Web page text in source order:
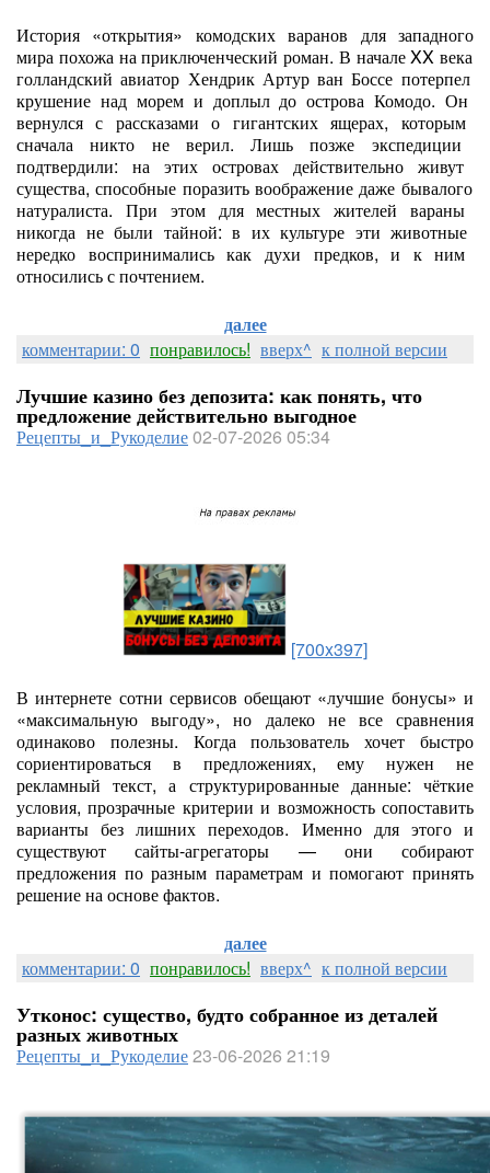
История «открытия» комодскихваранов длязападного
мира похожанаприключенческий роман. В началеXX века
голландский авиатор ХендрикАртурван Боссе потерпел
крушение надмореми доплылдо острова Комодо. Он
вернулся с рассказами о гигантскихящерах, которым
сначала никто неверил. Лишь позже экспедиции
подтвердили: на этих островах действительно живут
существа, способные поразитьвоображение даже бывалого
натуралиста. При этомдляместных жителей вараны
никогда небыли тайной: в ихкультуре эти животные
нередко воспринималиськак духи предков, и кним
относилисьспочтением.
далее
комментарии: 0 понравилось! вверх^ к полной версии
Лучшие казино без депозита: как понять, что
предложение действительно выгодное
Рецепты_и_Рукоделие02-07-2026 05:34
[700x397]
В интернете сотни сервисов обещают «лучшие бонусы» и
«максимальную выгоду», но далеко не все сравнения
одинаково полезны. Когда пользователь хочет быстро
сориентироваться в предложениях, ему нужен не
рекламный текст, а структурированные данные: чёткие
условия, прозрачные критерии и возможность сопоставить
варианты без лишних переходов. Именно для этого и
существуют сайты-агрегаторы — они собирают
предложения по разным параметрам и помогают принять
решение на основе фактов.
далее
комментарии: 0 понравилось! вверх^ к полной версии
Утконос: существо, будто собранное из деталей
разных животных
Рецепты_и_Рукоделие23-06-2026 21:19